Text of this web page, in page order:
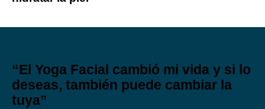
“El Yoga Facial cambió mi vida y si lo
deseas, también puede cambiar la
tuya”